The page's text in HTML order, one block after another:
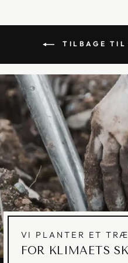
TILBAGE TIL
VI PLANTER ET TRÆ
FOR KLIMAETS